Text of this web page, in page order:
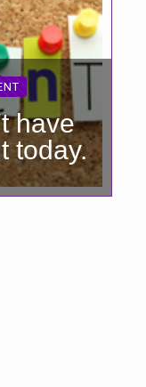
have
today.